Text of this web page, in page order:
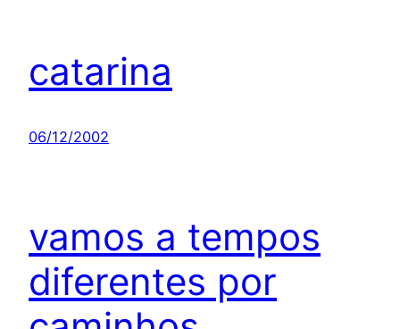
catarina
06/12/2002
vamos a tempos
diferentes por